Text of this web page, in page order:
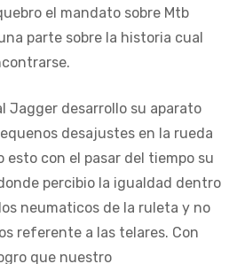
el mandato sobre Mtb
parte sobre la historia cual
Jagger desarrollo su aparato
desajustes en la rueda
esto con el pasar del tiempo su
percibio la igualdad dentro
neumaticos de la ruleta y no
referente a las telares. Con
que nuestro